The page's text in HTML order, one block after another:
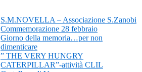
S.M.NOVELLA – Associazione S.Zanobi
Commemorazione 28 febbraio
Giorno della memoria…per non
dimenticare
” THE VERY HUNGRY
CATERPILLAR”-attività CLIL